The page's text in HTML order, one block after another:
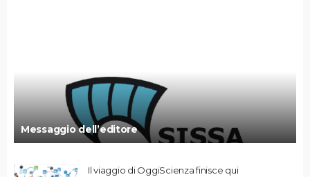
Messaggio dell’editore
Il viaggio di OggiScienza finisce qui